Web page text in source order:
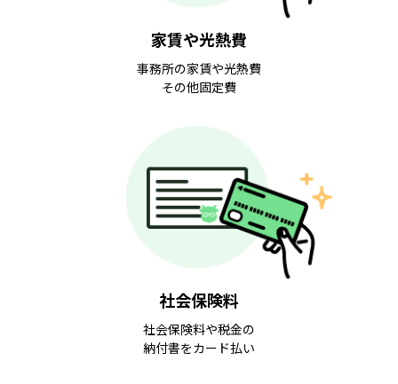
家賃や光熱費
事務所の家賃や光熱費
その他固定費
社会保険料
社会保険料や税金の
納付書をカード払い